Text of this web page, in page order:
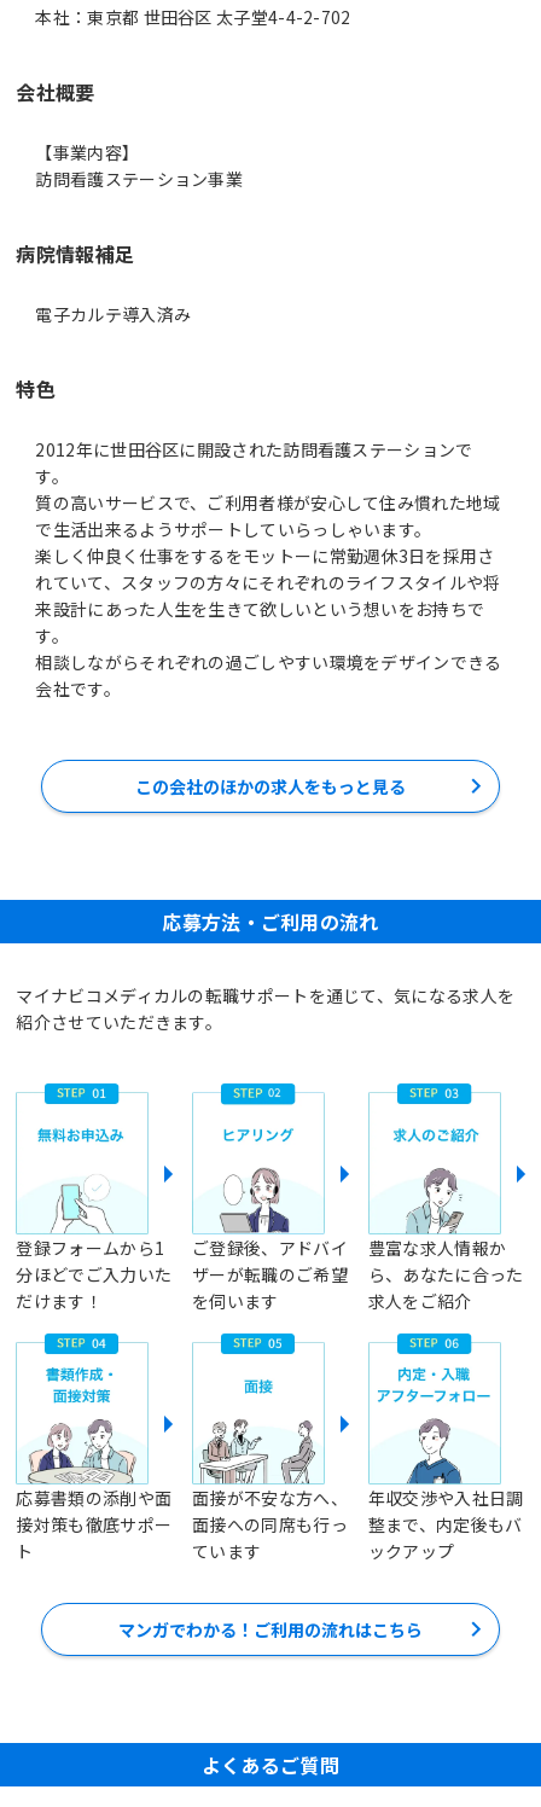
本社：東京都 世田谷区 太子堂4-4-2-702
会社概要
【事業内容】
訪問看護ステーション事業
病院情報補足
電子カルテ導入済み
特色
2012年に世田谷区に開設された訪問看護ステーションで
す。
質の高いサービスで、ご利用者様が安心して住み慣れた地域
で生活出来るようサポートしていらっしゃいます。
楽しく仲良く仕事をするをモットーに常勤週休3日を採用さ
れていて、スタッフの方々にそれぞれのライフスタイルや将
来設計にあった人生を生きて欲しいという想いをお持ちで
す。
相談しながらそれぞれの過ごしやすい環境をデザインできる
会社です。
この会社のほかの求人をもっと見る
応募方法・ご利用の流れ
マイナビコメディカルの転職サポートを通じて、気になる求人を
紹介させていただきます。
登録フォームから1
分ほどでご入力いた
だけます！
ご登録後、アドバイ
ザーが転職のご希望
を伺います
豊富な求人情報か
ら、あなたに合った
求人をご紹介
応募書類の添削や面
接対策も徹底サポー
ト
面接が不安な方へ、
面接への同席も行っ
ています
年収交渉や入社日調
整まで、内定後もバ
ックアップ
マンガでわかる！ご利用の流れはこちら
よくあるご質問